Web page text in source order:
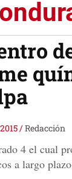
/Redacción
4 el cual
a largo